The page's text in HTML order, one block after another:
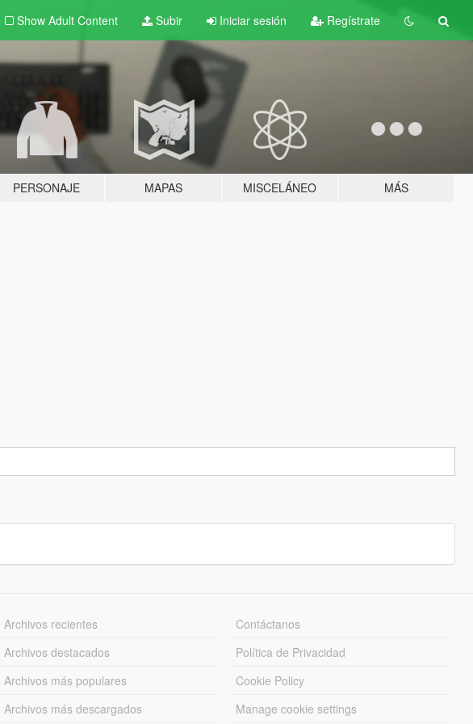
Show Adult Content Subir Iniciar sesión Regístrate
PERSONAJE MAPAS MISCELÁNEO MÁS
Archivos recientes
Archivos destacados
Archivos más populares
Archivos más descargados
Contáctanos
Política de Privacidad
Cookie Policy
Manage cookie settings